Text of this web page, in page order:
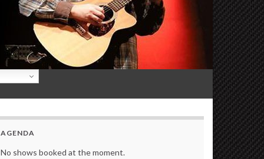
AGENDA
No shows booked at the moment.